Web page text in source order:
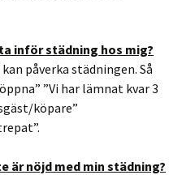
inför städning hos mig?
påverka städningen. Så
”Vi har lämnat kvar 3
köpare”
är nöjd med min städning?